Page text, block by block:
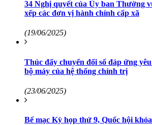
34 Nghị quyết của Ủy ban Thường
xếp các đơn vị hành chính cấp xã
(19/06/2025)
Thúc đẩy chuyển đổi số đáp ứng
bộ máy của hệ thống chính trị
(23/06/2025)
Bế mạc Kỳ họp thứ 9, Quốc hội